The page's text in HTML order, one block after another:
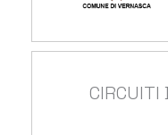
CIRCUITI